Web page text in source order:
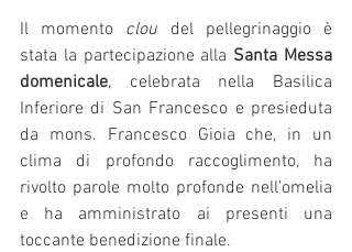
Il momento clou del pellegrinaggio è
stata la partecipazione alla Santa Messa
domenicale, celebrata nella Basilica
Inferiore di San Francesco e presieduta
da mons. Francesco Gioia che, in un
clima di profondo raccoglimento, ha
rivolto parole molto profonde nell'omelia
e ha amministrato ai presenti una
toccante benedizione finale.